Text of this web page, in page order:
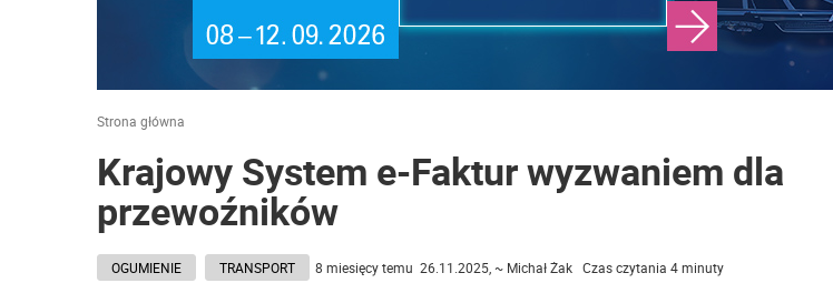
Strona główna
Krajowy System e-Faktur wyzwaniem dla
przewoźników
OGUMIENIE TRANSPORT 8 miesięcy temu 26.11.2025, ~ Michał Żak Czas czytania 4 minuty